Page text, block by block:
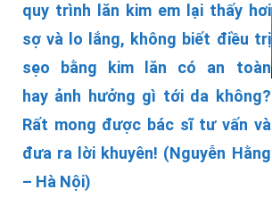
quy trình lăn kim em lại thấy hơi
sợ và lo lắng, không biết điều trị
sẹo bằng kim lăn có an toàn
hay ảnh hưởng gì tới da không?
Rất mong được bác sĩ tư vấn và
đưa ra lời khuyên! (Nguyễn Hằng
– Hà Nội)